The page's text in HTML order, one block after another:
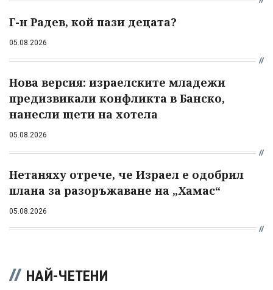
Г-н Радев, кой пази децата?
05.08.2026
Нова версия: израелските младежи
предизвикали конфликта в Банско,
нанесли щети на хотела
05.08.2026
Нетаняху отрече, че Израел е одобрил
плана за разоръжаване на „Хамас“
05.08.2026
НАЙ-ЧЕТЕНИ